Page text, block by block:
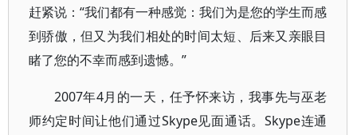
赶紧说：“我们都有一种感觉：我们为是您的学生而感
到骄傲，但又为我们相处的时间太短、后来又亲眼目
睹了您的不幸而感到遗憾。”
2007年4月的一天，任予怀来访，我事先与巫老
师约定时间让他们通过Skype见面通话。Skype连通